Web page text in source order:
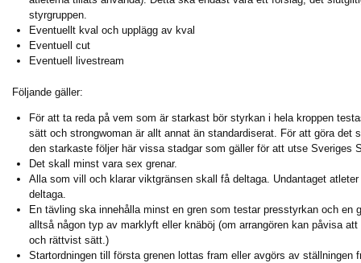
styrgruppen.
Eventuellt kval och upplägg av kval
Eventuell cut
Eventuell livestream
Följande gäller:
För att ta reda på vem som är starkast bör styrkan i hela kroppen
sätt och strongwoman är allt annat än standardiserat. För att göra det
den starkaste följer här vissa stadgar som gäller för att utse Sveriges
Det skall minst vara sex grenar.
Alla som vill och klarar viktgränsen skall få deltaga. Undantaget
deltaga.
En tävling ska innehålla minst en gren som testar presstyrkan och en
alltså någon typ av marklyft eller knäböj (om arrangören kan påvisa
och rättvist sätt.)
Startordningen till första grenen lottas fram eller avgörs av ställningen